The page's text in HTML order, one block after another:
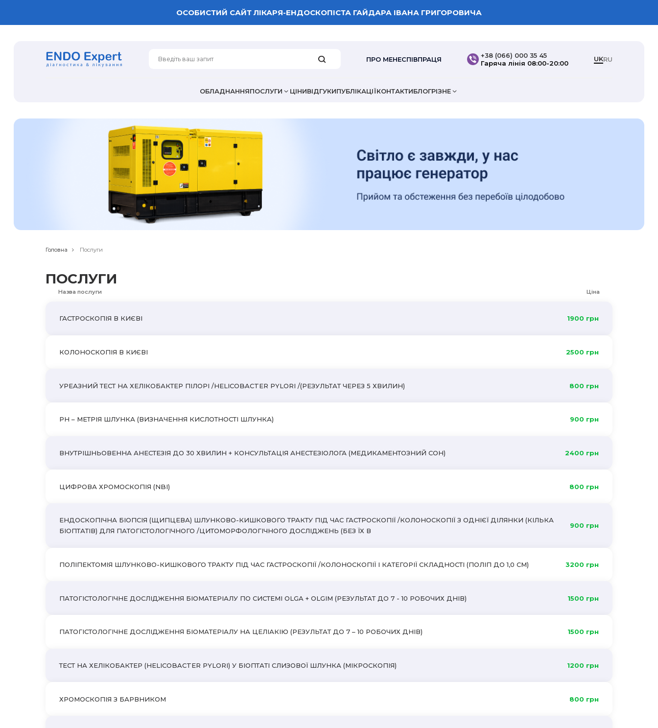
ОСОБИСТИЙ САЙТ ЛІКАРЯ-ЕНДОСКОПІСТА ГАЙДАРА ІВАНА ГРИГОРОВИЧА
ПРО МЕНЕСПІВПРАЦЯ
+38 (066) 000 35 45
Гаряча лінія 08:00-20:00
UKRU
ОБЛАДНАННЯПОСЛУГИ ЦІНИВІДГУКИПУБЛІКАЦІЇКОНТАКТИБЛОГРІЗНЕ
Головна Послуги
ПОСЛУГИ
Назва послуги Ціна
ГАСТРОСКОПІЯ В КИЄВІ 1900 грн
КОЛОНОСКОПІЯ В КИЄВІ 2500 грн
УРЕАЗНИЙ ТЕСТ НА ХЕЛІКОБАКТЕР ПІЛОРІ /HELICOBACTER PYLORI /(РЕЗУЛЬТАТ ЧЕРЕЗ 5 ХВИЛИН) 800 грн
PH – МЕТРІЯ ШЛУНКА (ВИЗНАЧЕННЯ КИСЛОТНОСТІ ШЛУНКА) 900 грн
ВНУТРІШНЬОВЕННА АНЕСТЕЗІЯ ДО 30 ХВИЛИН + КОНСУЛЬТАЦІЯ АНЕСТЕЗІОЛОГА (МЕДИКАМЕНТОЗНИЙ СОН) 2400 грн
ЦИФРОВА ХРОМОСКОПІЯ (NBI) 800 грн
ЕНДОСКОПІЧНА БІОПСІЯ (ЩИПЦЕВА) ШЛУНКОВО-КИШКОВОГО ТРАКТУ ПІД ЧАС ГАСТРОСКОПІЇ /КОЛОНОСКОПІЇ З ОДНІЄЇ ДІЛЯНКИ (КІЛЬКА
БІОПТАТІВ) ДЛЯ ПАТОГІСТОЛОГІЧНОГО /ЦИТОМОРФОЛОГІЧНОГО ДОСЛІДЖЕНЬ (БЕЗ ЇХ В
900 грн
ПОЛІПЕКТОМІЯ ШЛУНКОВО-КИШКОВОГО ТРАКТУ ПІД ЧАС ГАСТРОСКОПІЇ /КОЛОНОСКОПІЇ I КАТЕГОРІЇ СКЛАДНОСТІ (ПОЛІП ДО 1,0 СМ) 3200 грн
ПАТОГІСТОЛОГІЧНЕ ДОСЛІДЖЕННЯ БІОМАТЕРІАЛУ ПО СИСТЕМІ OLGA + OLGIM (РЕЗУЛЬТАТ ДО 7 - 10 РОБОЧИХ ДНІВ) 1500 грн
ПАТОГІСТОЛОГІЧНЕ ДОСЛІДЖЕННЯ БІОМАТЕРІАЛУ НА ЦЕЛІАКІЮ (РЕЗУЛЬТАТ ДО 7 – 10 РОБОЧИХ ДНІВ) 1500 грн
ТЕСТ НА ХЕЛІКОБАКТЕР (HELICOBACTER PYLORI) У БІОПТАТІ СЛИЗОВОЇ ШЛУНКА (МІКРОСКОПІЯ) 1200 грн
ХРОМОСКОПІЯ З БАРВНИКОМ 800 грн